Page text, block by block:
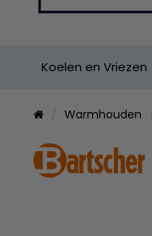
Koelen en Vriezen
Warmhouden